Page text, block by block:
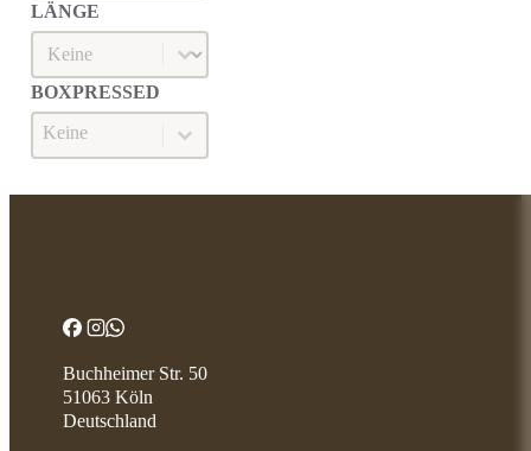
LÄNGE
LÄNGE
Länge
BOXPRESSED
BOXPRESSED
Boxpressed
Buchheimer Str. 50
51063 Köln
Deutschland